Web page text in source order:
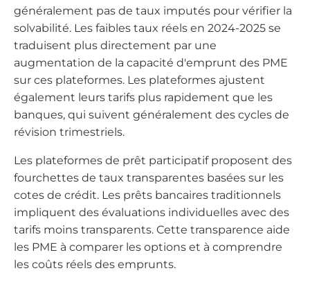
généralement pas de taux imputés pour vérifier la
solvabilité. Les faibles taux réels en 2024-2025 se
traduisent plus directement par une
augmentation de la capacité d'emprunt des PME
sur ces plateformes. Les plateformes ajustent
également leurs tarifs plus rapidement que les
banques, qui suivent généralement des cycles de
révision trimestriels.
Les plateformes de prêt participatif proposent des
fourchettes de taux transparentes basées sur les
cotes de crédit. Les prêts bancaires traditionnels
impliquent des évaluations individuelles avec des
tarifs moins transparents. Cette transparence aide
les PME à comparer les options et à comprendre
les coûts réels des emprunts.